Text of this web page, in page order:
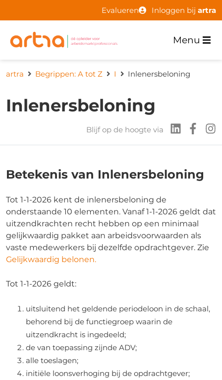
Evalueren Inloggen bij artra
Menu
artra Begrippen: A tot Z I Inlenersbeloning
Inlenersbeloning
Blijf op de hoogte via
Betekenis van Inlenersbeloning
Tot 1-1-2026 kent de inlenersbeloning de
onderstaande 10 elementen. Vanaf 1-1-2026 geldt dat
uitzendkrachten recht hebben op een minimaal
gelijkwaardig pakket aan arbeidsvoorwaarden als
vaste medewerkers bij dezelfde opdrachtgever. Zie
Gelijkwaardig belonen.
Tot 1-1-2026 geldt:
uitsluitend het geldende periodeloon in de schaal,
behorend bij de functiegroep waarin de
uitzendkracht is ingedeeld;
de van toepassing zijnde ADV;
alle toeslagen;
initiële loonsverhoging bij de opdrachtgever;